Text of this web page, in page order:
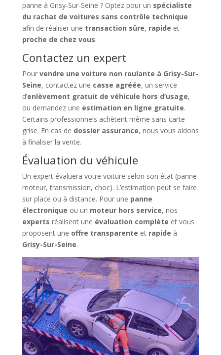
panne à Grisy-Sur-Seine ? Optez pour un spécialiste
du rachat de voitures sans contrôle technique
afin de réaliser une transaction sûre, rapide et
proche de chez vous.
Contactez un expert
Pour vendre une voiture non roulante à Grisy-Sur-
Seine, contactez une casse agréée, un service
d’enlèvement gratuit de véhicule hors d’usage,
ou demandez une estimation en ligne gratuite.
Certains professionnels achètent même sans carte
grise. En cas de dossier assurance, nous vous aidons
à finaliser la vente.
Évaluation du véhicule
Un expert évaluera votre voiture selon son état (panne
moteur, transmission, choc). L’estimation peut se faire
sur place ou à distance. Pour une panne
électronique ou un moteur hors service, nos
experts réalisent une évaluation complète et vous
proposent une offre transparente et rapide à
Grisy-Sur-Seine.